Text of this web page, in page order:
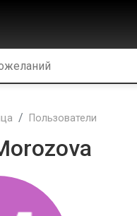
Пользователи